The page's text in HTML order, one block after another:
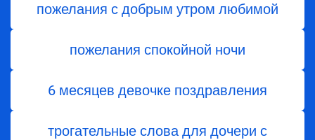
пожелания с добрым утром любимой
пожелания спокойной ночи
6 месяцев девочке поздравления
трогательные слова для дочери с